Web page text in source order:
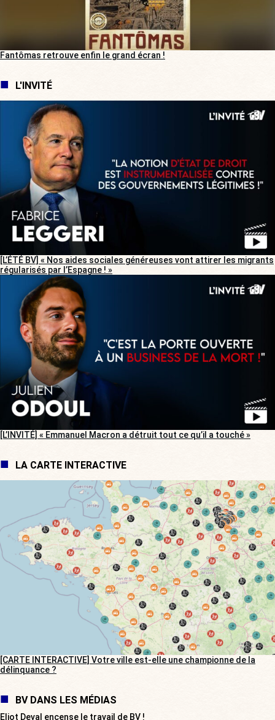
Fantômas retrouve enfin le grand écran !
L'INVITÉ
[L’ÉTÉ BV] « Nos aides sociales généreuses vont attirer les migrants
régularisés par l’Espagne ! »
[L’INVITÉ] « Emmanuel Macron a détruit tout ce qu’il a touché »
LA CARTE INTERACTIVE
[CARTE INTERACTIVE] Votre ville est-elle une championne de la
délinquance ?
BV DANS LES MÉDIAS
Eliot Deval encense le travail de BV !